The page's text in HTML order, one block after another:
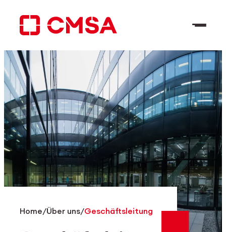
Inhalt
springen
Suchen DE
Home/Über uns/Geschäftsleitung